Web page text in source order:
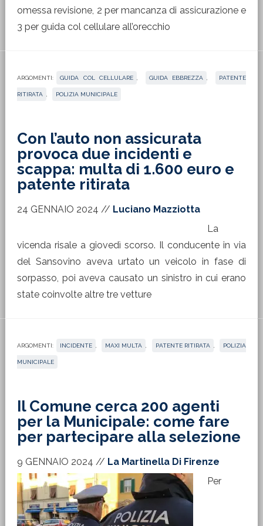
omessa revisione, 2 per mancanza di assicurazione e
3 per guida col cellulare all’orecchio
ARGOMENTI: GUIDA COL CELLULARE GUIDA EBBREZZA PATENTE
RITIRATA POLIZIA MUNICIPALE
Con l’auto non assicurata
provoca due incidenti e
scappa: multa di 1.600 euro e
patente ritirata
24 GENNAIO 2024 // Luciano Mazziotta
La
vicenda risale a giovedì scorso. Il conducente in via
del Sansovino aveva urtato un veicolo in fase di
sorpasso, poi aveva causato un sinistro in cui erano
state coinvolte altre tre vetture
ARGOMENTI: INCIDENTE MAXI MULTA PATENTE RITIRATA POLIZIA
MUNICIPALE
Il Comune cerca 200 agenti
per la Municipale: come fare
per partecipare alla selezione
9 GENNAIO 2024 // La Martinella Di Firenze
Per